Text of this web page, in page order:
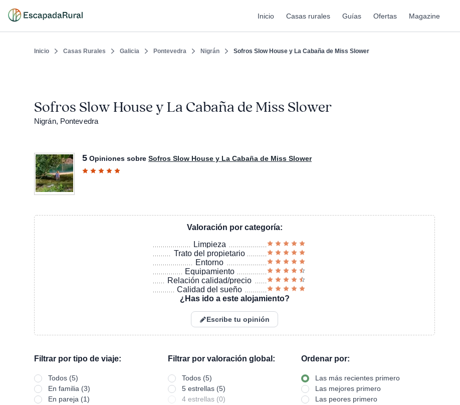
Inicio Casas rurales Guías Ofertas Magazine
Inicio Casas Rurales Galicia Pontevedra Nigrán Sofros Slow House y La Cabaña de Miss Slower
Sofros Slow House y La Cabaña de Miss Slower
Nigrán, Pontevedra
5 Opiniones sobre Sofros Slow House y La Cabaña de Miss Slower
Valoración por categoría:
Limpieza
Trato del propietario
Entorno
Equipamiento
Relación calidad/precio
Calidad del sueño
¿Has ido a este alojamiento?
Escribe tu opinión
Filtrar por tipo de viaje:
Todos (5)
En familia (3)
En pareja (1)
Filtrar por valoración global:
Todos (5)
5 estrellas (5)
4 estrellas (0)
Ordenar por:
Las más recientes primero
Las mejores primero
Las peores primero